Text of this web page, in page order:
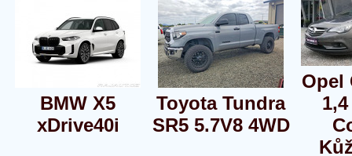
BMW X5
xDrive40i
Toyota Tundra
SR5 5.7V8 4WD
Opel